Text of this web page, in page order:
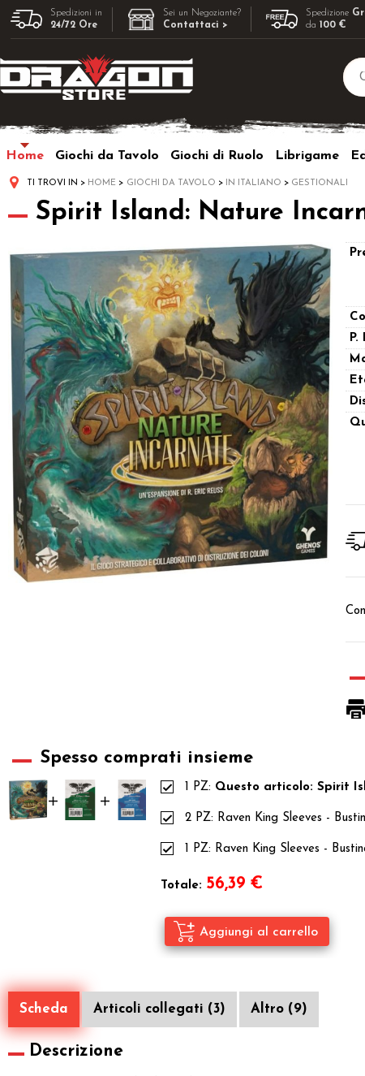
Spedizioni in
24/72 Ore
Sei un Negoziante?
Contattaci >
Spedizione
da100 €
Home Giochi da Tavolo Giochi di Ruolo Librigame
TI TROVI IN HOME GIOCHI DA TAVOLO IN ITALIANO GESTIONALI
Spirit Island: Nature
P.
Spesso comprati insieme
1 PZ: Questo articolo: Spirit
2 PZ: Raven King Sleeves -
1 PZ: Raven King Sleeves -
Totale: 56,39 €
Scheda Articoli collegati (3) Altro (9)
Descrizione